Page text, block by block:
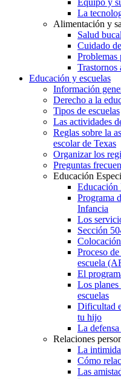
La
Alimentación y
Salud bucal
Cuidado
Problemas
Trastornos
Educación y escuelas
Información
Derecho a la
Tipos de escuelas
Las actividades
Reglas sobre la
escolar de Texas
Organizar los
Preguntas
Educación
Educación
Programa
Infancia
Los
Sección
Proceso
escuela
El
Los
escuelas
Dificultad
tu hijo
La
Relaciones
La
Cómo
Las